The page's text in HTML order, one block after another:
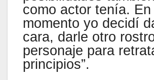
como actor tenía. En
momento yo decidí
cara, darle otro
personaje para
principios”.